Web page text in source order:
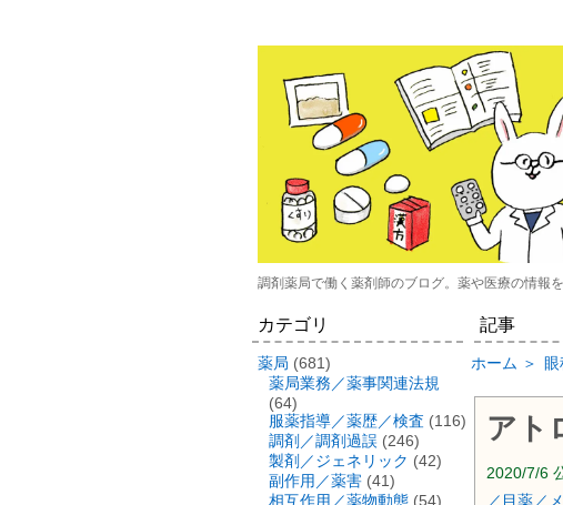
調剤薬局で働く薬剤師のブログ。薬や医療の情報
記事
ホーム ＞
アト
2020/7/6
／目薬／
カテゴリ
薬局 (681)
薬局業務／薬事関連法規
(64)
服薬指導／薬歴／検査 (116)
調剤／調剤過誤 (246)
製剤／ジェネリック (42)
副作用／薬害 (41)
相互作用／薬物動態 (54)